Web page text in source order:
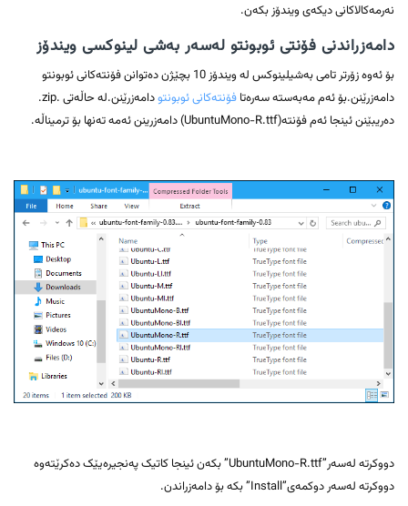
نەرمەکالاکانی دیکەی ویندۆز بکەن.
دامەزراندنی فۆنتی ئوبونتو لەسەر بەشی لینوکسی ویندۆز
بۆ ئەوە زۆرتر تامی بەشیلینوکس لە ویندۆز 10 بچێژن دەتوانن فۆنتەکانی ئوبونتو
دامەزرێنن.بۆ ئەم مەبەستە سەرەتافۆنتەکانی ئوبونتو
دامەزرێنن.لە حاڵەتی .zip.
دەریبێنن ئینجا ئەم فۆنتە(UbuntuMono-R.ttf) دامەزرینن ئەمە تەنها بۆ ترمیناڵە.
دووکرتە لەسەر”UbuntuMono-R.ttf” بکەن ئینجا کاتیک پەنجیرەیێک دەکرێتەوە
دووکرتە لەسەر دوکمەی”Install” بکە بۆ دامەزراندن.